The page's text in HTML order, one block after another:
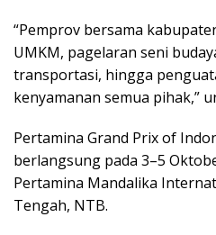
“Pemprov bersama
UMKM, pagelaran seni
transportasi, hingga
kenyamanan semua pihak,”
Pertamina Grand Prix of
berlangsung pada 3–5
Pertamina Mandalika
Tengah, NTB.